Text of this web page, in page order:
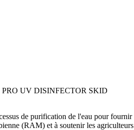
UV DISINFECTOR SKID
de purification de l'eau pour
(RAM) et à soutenir les